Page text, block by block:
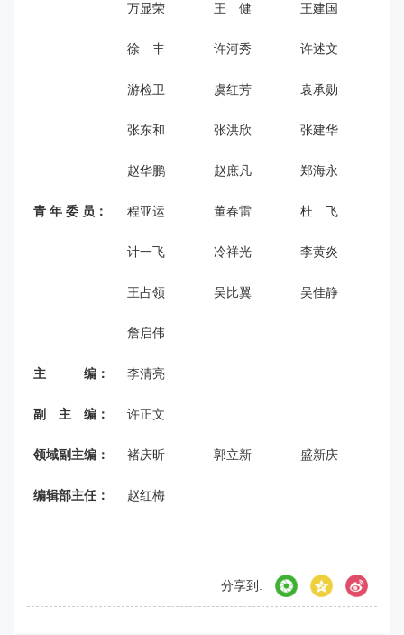
万显荣 王 健 王建国
徐 丰 许河秀 许述文
游检卫 虞红芳 袁承勋
张东和 张洪欣 张建华
赵华鹏 赵庶凡 郑海永
青 年 委 员： 程亚运 董春雷 杜 飞
计一飞 冷祥光 李黄炎
王占领 吴比翼 吴佳静
詹启伟
主 编： 李清亮
副 主 编： 许正文
领域副主编： 褚庆昕 郭立新 盛新庆
编辑部主任： 赵红梅
分享到: